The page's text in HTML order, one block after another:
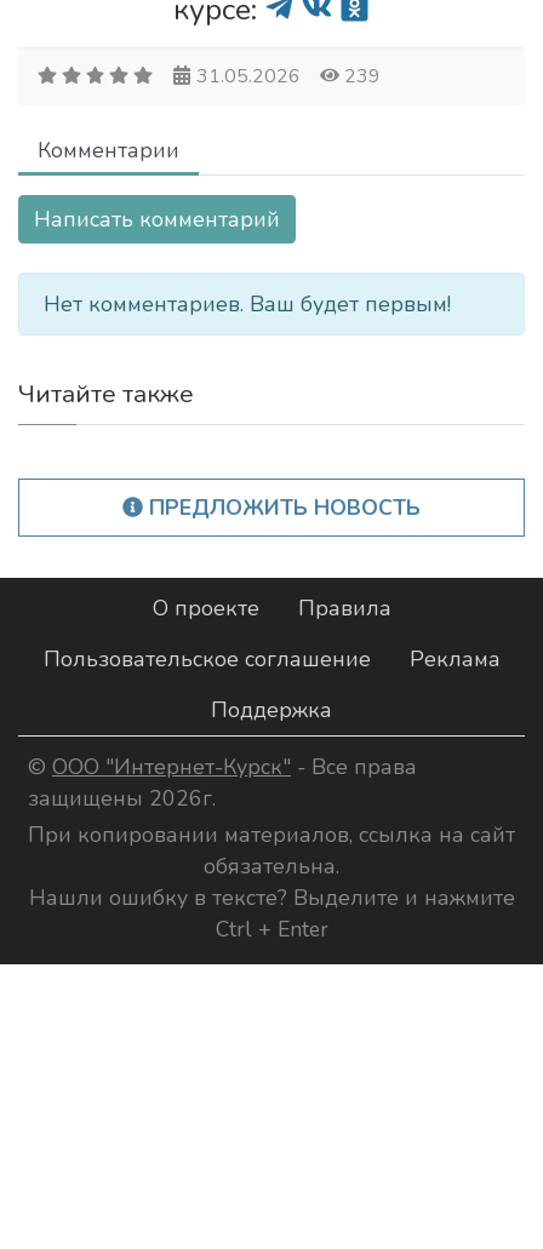
курсе:
31.05.2026 239
Комментарии
Написать комментарий
Нет комментариев. Ваш будет первым!
Читайте также
ПРЕДЛОЖИТЬ НОВОСТЬ
О проекте
Правила
Пользовательское соглашение
Реклама
Поддержка
© ООО "Интернет-Курск" - Все права
защищены 2026г.
При копировании материалов, ссылка на сайт
обязательна.
Нашли ошибку в тексте? Выделите и нажмите
Ctrl + Enter